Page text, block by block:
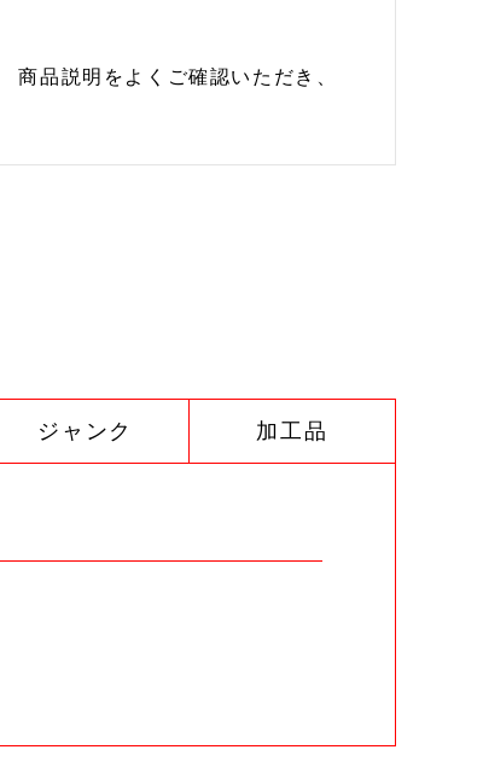
商品説明をよくご確認いただき、
ジャンク 加工品